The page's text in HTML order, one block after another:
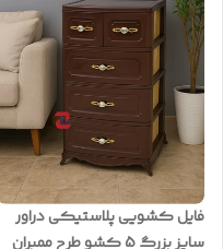
فایل کشویی پلاستیکی دراور
سایز بزرگ 5 کشو طرح ممبران